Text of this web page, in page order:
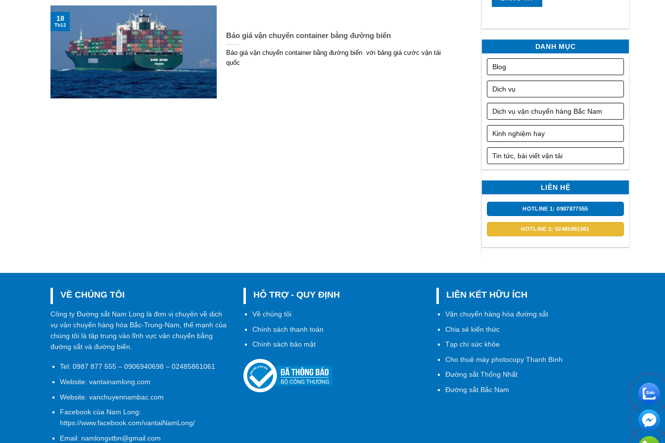
Báo giá vận chuyển container bằng đường biển
Báo giá vận chuyển container bằng đường biển với bảng giá cước vận tải
quốc
18
Th12
DANH MỤC
Blog
Dịch vụ
Dịch vụ vận chuyển hàng Bắc Nam
Kinh nghiệm hay
Tin tức, bài viết vận tải
LIÊN HỆ
HOTLINE 1: 0987877555
HOTLINE 2: 02485861061
VỀ CHÚNG TÔI
Công ty Đường sắt Nam Long là đơn vị chuyên về dịch
vụ vận chuyển hàng hóa Bắc-Trung-Nam, thế mạnh của
chúng tôi là tập trung vào lĩnh vực vận chuyển bằng
đường sắt và đường biển.
Tel: 0987 877 555– 0906940698– 02485861061
Website: vantainamlong.com
Website: vanchuyennambac.com
Facebook của Nam Long:
https://www.facebook.com/vantaiNamLong/
Email: namlongvtbn@gmail.com
HỖ TRỢ - QUY ĐỊNH
Về chúng tôi
Chính sách thanh toán
Chính sách bảo mật
LIÊN KẾT HỮU ÍCH
Vận chuyển hàng hóa đường sắt
Chia sẻ kiến thức
Tạp chí sức khỏe
Cho thuê máy photocopy Thanh Bình
Đường sắt Thống Nhất
Đường sắt Bắc Nam